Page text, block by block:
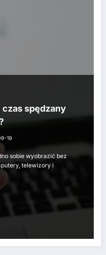
spędzany
19
sobie wyobrazić bez
telewizory i